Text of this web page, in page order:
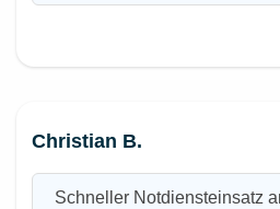
Christian B.
Schneller Notdiensteinsatz